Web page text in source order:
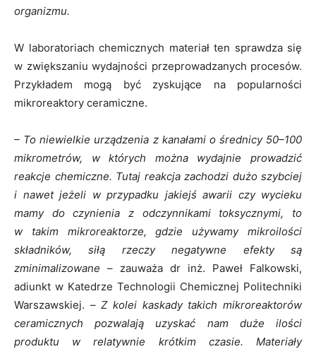
organizmu.
W laboratoriach chemicznych materiał ten sprawdza się
w zwiększaniu wydajności przeprowadzanych procesów.
Przykładem mogą być zyskujące na popularności
mikroreaktory ceramiczne.
– To niewielkie urządzenia z kanałami o średnicy 50–100
mikrometrów, w których można wydajnie prowadzić
reakcje chemiczne. Tutaj reakcja zachodzi dużo szybciej
i nawet jeżeli w przypadku jakiejś awarii czy wycieku
mamy do czynienia z odczynnikami toksycznymi, to
w takim mikroreaktorze, gdzie używamy mikroilości
składników, siłą rzeczy negatywne efekty są
zminimalizowane – zauważa dr inż. Paweł Falkowski,
adiunkt w Katedrze Technologii Chemicznej Politechniki
Warszawskiej. –Z kolei kaskady takich mikroreaktorów
ceramicznych pozwalają uzyskać nam duże ilości
produktu w relatywnie krótkim czasie. Materiały